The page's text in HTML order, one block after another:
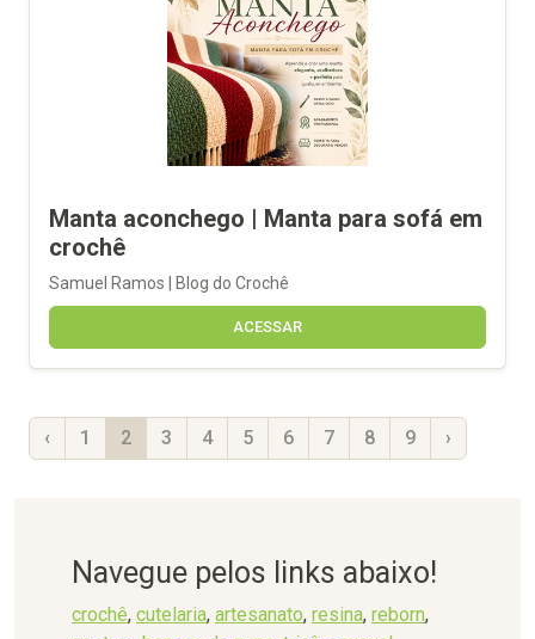
Manta aconchego | Manta para sofá em
crochê
Samuel Ramos | Blog do Crochê
ACESSAR
‹ 1 2 3 4 5 6 7 8 9 ›
Navegue pelos links abaixo!
crochê, cutelaria, artesanato, resina, reborn,